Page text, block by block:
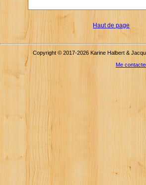
Haut de page
Copyright © 2017-2026 Karine Halbert &
Me